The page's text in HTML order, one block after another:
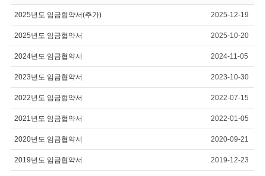
2025년도 임금협약서(추가) 2025-12-19
2025년도 임금협약서 2025-10-20
2024년도 임금협약서 2024-11-05
2023년도 임금협약서 2023-10-30
2022년도 임금협약서 2022-07-15
2021년도 임금협약서 2022-01-05
2020년도 임금협약서 2020-09-21
2019년도 임금협약서 2019-12-23